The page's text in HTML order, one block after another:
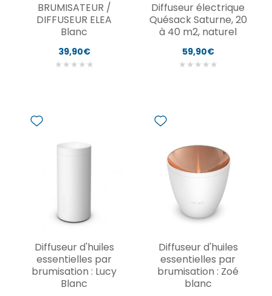
BRUMISATEUR /
DIFFUSEUR ELEA
Blanc
39,90€
★ ★ ★ ★ ★
Diffuseur électrique
Quésack Saturne, 20
à 40 m2, naturel
59,90€
★ ★ ★ ★ ★
Diffuseur d'huiles
essentielles par
brumisation : Lucy
Blanc
Diffuseur d'huiles
essentielles par
brumisation : Zoé
blanc